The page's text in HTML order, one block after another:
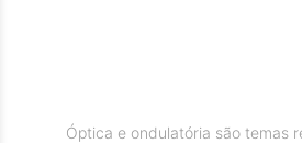
Óptica e ondulatória são temas